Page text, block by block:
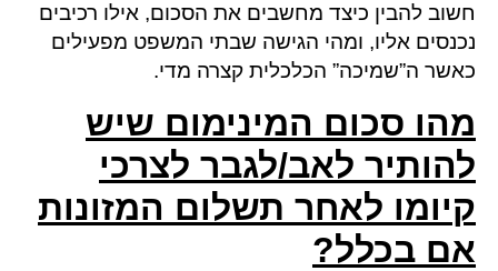
חשוב להבין כיצד מחשבים את הסכום, אילו רכיבים
נכנסים אליו, ומהי הגישה שבתי המשפט מפעילים
כאשר ה”שמיכה” הכלכלית קצרה מדי.
מהו סכום המינימום שיש
להותיר לאב/לגבר לצרכי
קיומו לאחר תשלום המזונות
אם בכלל?